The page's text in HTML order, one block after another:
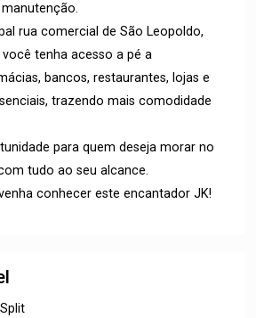
rua comercial de São Leopoldo,
tenha acesso a pé a
bancos, restaurantes, lojas e
trazendo mais comodidade
para quem deseja morar no
tudo ao seu alcance.
conhecer este encantador JK!